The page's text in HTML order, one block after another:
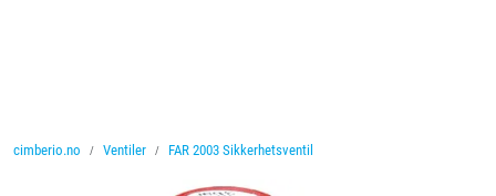
cimberio.no Ventiler FAR 2003 Sikkerhetsventil
Vannbehandling